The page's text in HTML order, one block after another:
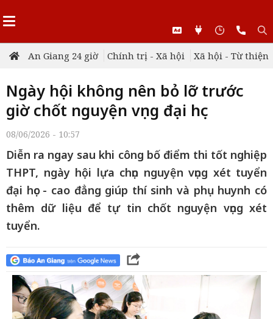
An Giang 24 giờ Chính trị - Xã hội Xã hội - Từ thiện
Ngày hội không nên bỏ lỡ trước
giờ chốt nguyện vọng đại học
08/06/2026 - 10:57
Diễn ra ngay sau khi công bố điểm thi tốt nghiệp
THPT, ngày hội lựa chọn nguyện vọng xét tuyển
đại học - cao đẳng giúp thí sinh và phụ huynh có
thêm dữ liệu để tự tin chốt nguyện vọng xét
tuyển.